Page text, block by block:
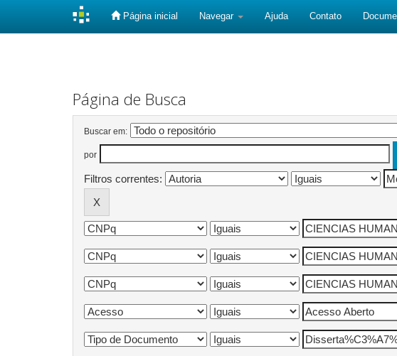
Página inicial Navegar Ajuda Contato
Página de Busca
Buscar em:
por
Filtros correntes: